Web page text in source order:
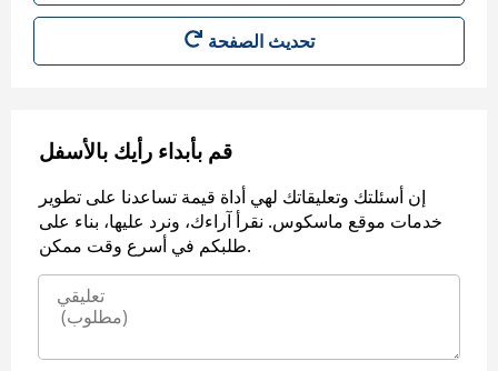
تحديث الصفحة
قم بأبداء رأيك بالأسفل
إن أسئلتك وتعليقاتك لهي أداة قيمة تساعدنا على تطوير
خدمات موقع ماسكوس. نقرأ آراءك، ونرد عليها، بناء على
طلبكم في أسرع وقت ممكن.